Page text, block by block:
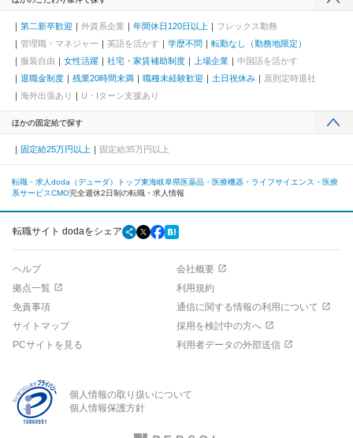
第二新卒歓迎 外資系企業 年間休日120日以上
フレックス勤務
管理職・マネジャー
英語を活かす 学歴不問
転勤なし（勤務地限定）
服装自由
女性活躍 社宅・家賃補助制度 上場企業
中国語を活かす
退職金制度
残業20時間未満 職種未経験歓迎 土日祝休み
原則定時退社
海外出張あり
U・Iターン支援あり
ほかの固定給で探す
固定給25万円以上 固定給35万円以上
転職・求人doda（デューダ）トップ東海岐阜県医薬品・医療機器・ライフサイエンス・医療
系サービスCMO完全週休2日制の転職・求人情報
転職サイト dodaをシェア
ヘルプ
会社概要
拠点一覧
利用規約
免責事項
通信に関する情報の利用について
サイトマップ
採用を検討中の方へ
PCサイトを見る
利用者データの外部送信
個人情報の取り扱いについて
個人情報保護方針